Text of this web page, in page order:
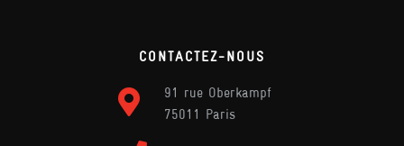
CONTACTEZ-NOUS
91 rue Oberkampf
75011 Paris